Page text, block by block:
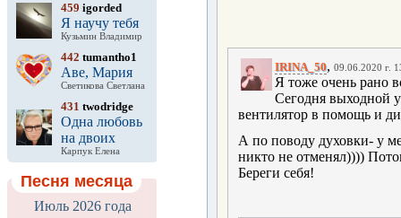
459 igorded
Я научу тебя
Кузьмин Владимир
442 tumantho1
Аве, Мария
Светикова Светлана
431 twodridge
Одна любовь
на двоих
Карпук Елена
Песня месяца
Июль 2026 года
IRINA_50, 09.06.2020 г.
Я тоже очень рано
Сегодня выходной
вентилятор в помощь и
А по поводу духовки- у
никто не отменял))))
Береги себя!